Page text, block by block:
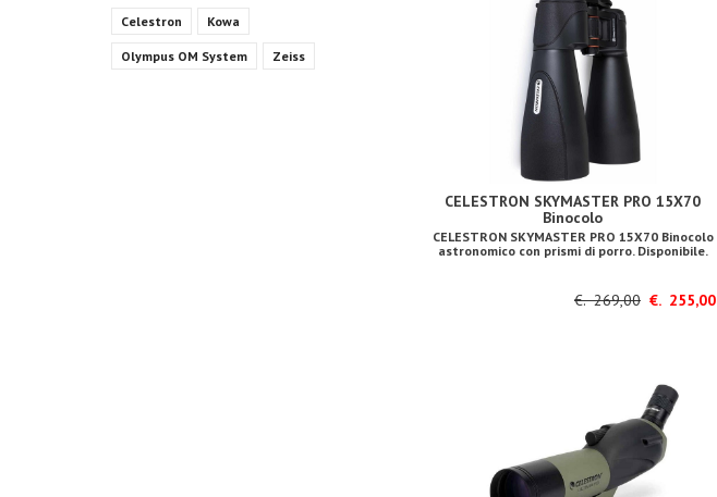
Celestron Kowa
Olympus OM System Zeiss
CELESTRON SKYMASTER PRO 15X70
Binocolo
CELESTRON SKYMASTER PRO 15X70 Binocolo
astronomico con prismi di porro. Disponibile.
€. 269,00€. 255,00